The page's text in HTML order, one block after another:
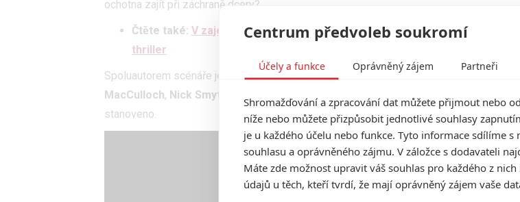
ochotna zajít při záchraně dcery?
Čtěte také: V zajetí: Když se to s mateřskou opatrností přežene, je z toho
thriller
Spoluautorem scénáře je
Ian Malonea v hlavních rolích se představí
MacCulloch, Nick Smyth Colin Paradinea Tessa Kozma
. Datum premiéry nebylo
stanoveno.
Centrum předvoleb soukromí
Účely a funkce Oprávněný zájem Partneři
Shromažďování a zpracování dat můžete přijmout nebo
níže nebo můžete přizpůsobit jednotlivé souhlasy
je u každého účelu nebo funkce. Tyto informace sdílíme s
souhlasu a oprávněného zájmu. V záložce s dodavateli
Máte zde možnost upravit váš souhlas pro každého z
údajů u těch, kteří tvrdí, že mají oprávněný zájem vaše